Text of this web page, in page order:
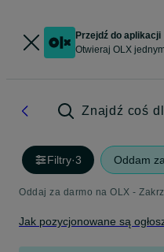
Przejdź do aplikacji
Otwieraj OLX
Znajdź coś
Filtry·3 Oddam
Jak pozycjonowane są